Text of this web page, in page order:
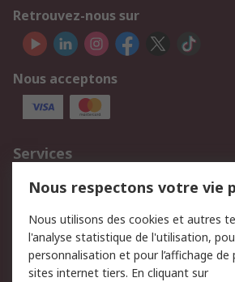
Retrouvez-nous sur
Nous acceptons
Services
750.000 produits
2.500
Retours
Track & trace
Nous respectons votre vie
Nous utilisons des cookies et autres
l'analyse statistique de l'utilisation,
personnalisation et pour l’affichage de
sites internet tiers. En cliquant sur